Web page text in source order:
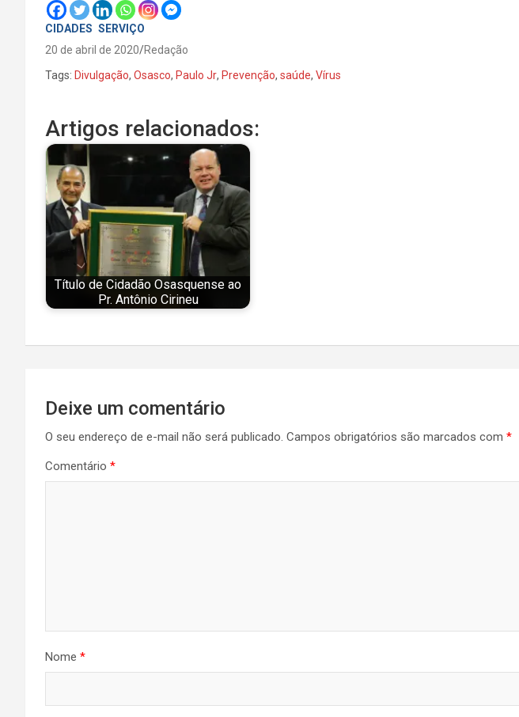
CIDADES SERVIÇO
20 de abril de 2020 Redação
Tags: Divulgação, Osasco, Paulo Jr, Prevenção, saúde, Vírus
Artigos relacionados:
Título de Cidadão Osasquense ao
Pr. Antônio Cirineu
de
Post
Deixe um comentário
O seu endereço de e-mail não será publicado. Campos obrigatórios são marcados com *
Comentário *
Nome *